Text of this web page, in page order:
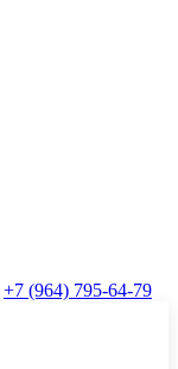
+7 (964) 795-64-79